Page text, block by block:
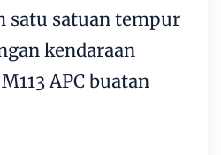
satu satuan tempur
kendaraan
APC buatan